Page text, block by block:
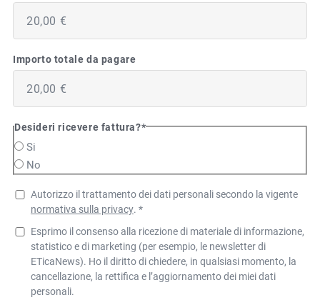
Importo totale da pagare
Desideri ricevere fattura?*
Si
No
Autorizzo il trattamento dei dati personali secondo la vigente
normativa sulla privacy. *
Esprimo il consenso alla ricezione di materiale di informazione,
statistico e di marketing (per esempio, le newsletter di
ETicaNews). Ho il diritto di chiedere, in qualsiasi momento, la
cancellazione, la rettifica e l’aggiornamento dei miei dati
personali.